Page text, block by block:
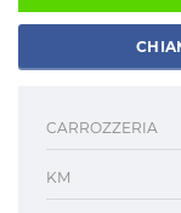
CARROZZERIA
KM